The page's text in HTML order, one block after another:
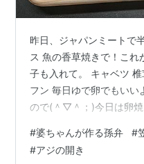
昨日、ジャパンミートで
ス 魚の香草焼きで！こ
子も入れて。 キャベツ
フン 毎日ゆで卵でもいい
ので(＾▽＾；)今日は卵
の形のメンチカツがあち
ザートは山口大島みかん
#婆ちゃんが作る孫弁 #
#アジの開き